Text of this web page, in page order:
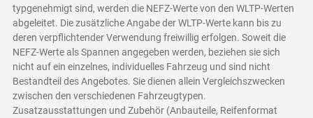
typgenehmigt sind, werden die NEFZ-Werte von den WLTP-Werten
abgeleitet. Die zusätzliche Angabe der WLTP-Werte kann bis zu
deren verpflichtender Verwendung freiwillig erfolgen. Soweit die
NEFZ-Werte als Spannen angegeben werden, beziehen sie sich
nicht auf ein einzelnes, individuelles Fahrzeug und sind nicht
Bestandteil des Angebotes. Sie dienen allein Vergleichszwecken
zwischen den verschiedenen Fahrzeugtypen.
Zusatzausstattungen und Zubehör (Anbauteile, Reifenformat